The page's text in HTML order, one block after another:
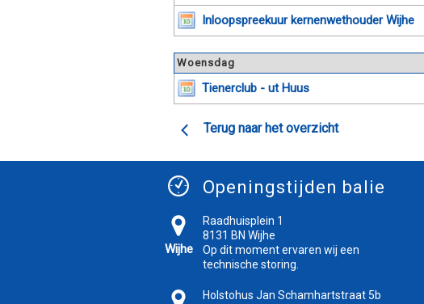
Inloopspreekuur kernenwethouder Wijhe
Woensdag
Tienerclub - ut Huus
Terug naar het overzicht
Openingstijden balie
Wijhe
Raadhuisplein 1
8131 BN Wijhe
Op dit moment ervaren wij een
technische storing.
Holstohus Jan Schamhartstraat 5b